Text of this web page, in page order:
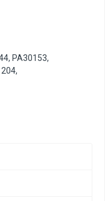
, PA30153,
,